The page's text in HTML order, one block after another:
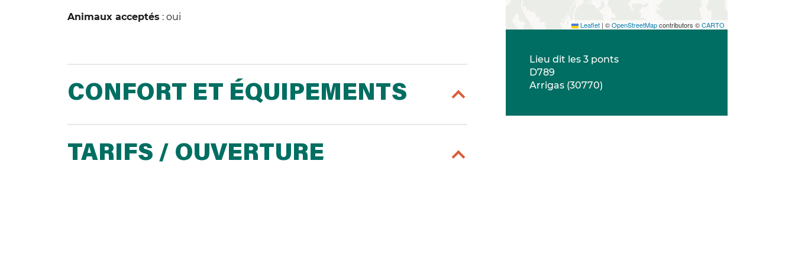
Animaux acceptés : oui
CONFORT ET ÉQUIPEMENTS
TARIFS / OUVERTURE
Leaflet | ©OpenStreetMapcontributors ©CARTO
Lieu dit les 3 ponts
D789
Arrigas (30770)